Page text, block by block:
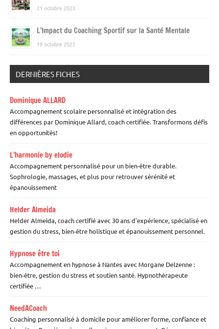
21 octobre 2023
L’Impact du Coaching Sportif sur la Santé Mentale
19 octobre 2023
DERNIÈRES FICHES
Dominique ALLARD
Accompagnement scolaire personnalisé et intégration des
différences par Dominique Allard, coach certifiée. Transformons défis
en opportunités!
L’harmonie by elodie
Accompagnement personnalisé pour un bien-être durable.
Sophrologie, massages, et plus pour retrouver sérénité et
épanouissement
Helder Almeida
Helder Almeida, coach certifié avec 30 ans d'expérience, spécialisé en
gestion du stress, bien-être holistique et épanouissement personnel.
Hypnose être toi
Accompagnement en hypnose à Nantes avec Morgane Delzenne :
bien-être, gestion du stress et soutien santé. Hypnothérapeute
certifiée …
NeedACoach
Coaching personnalisé à domicile pour améliorer forme, confiance et